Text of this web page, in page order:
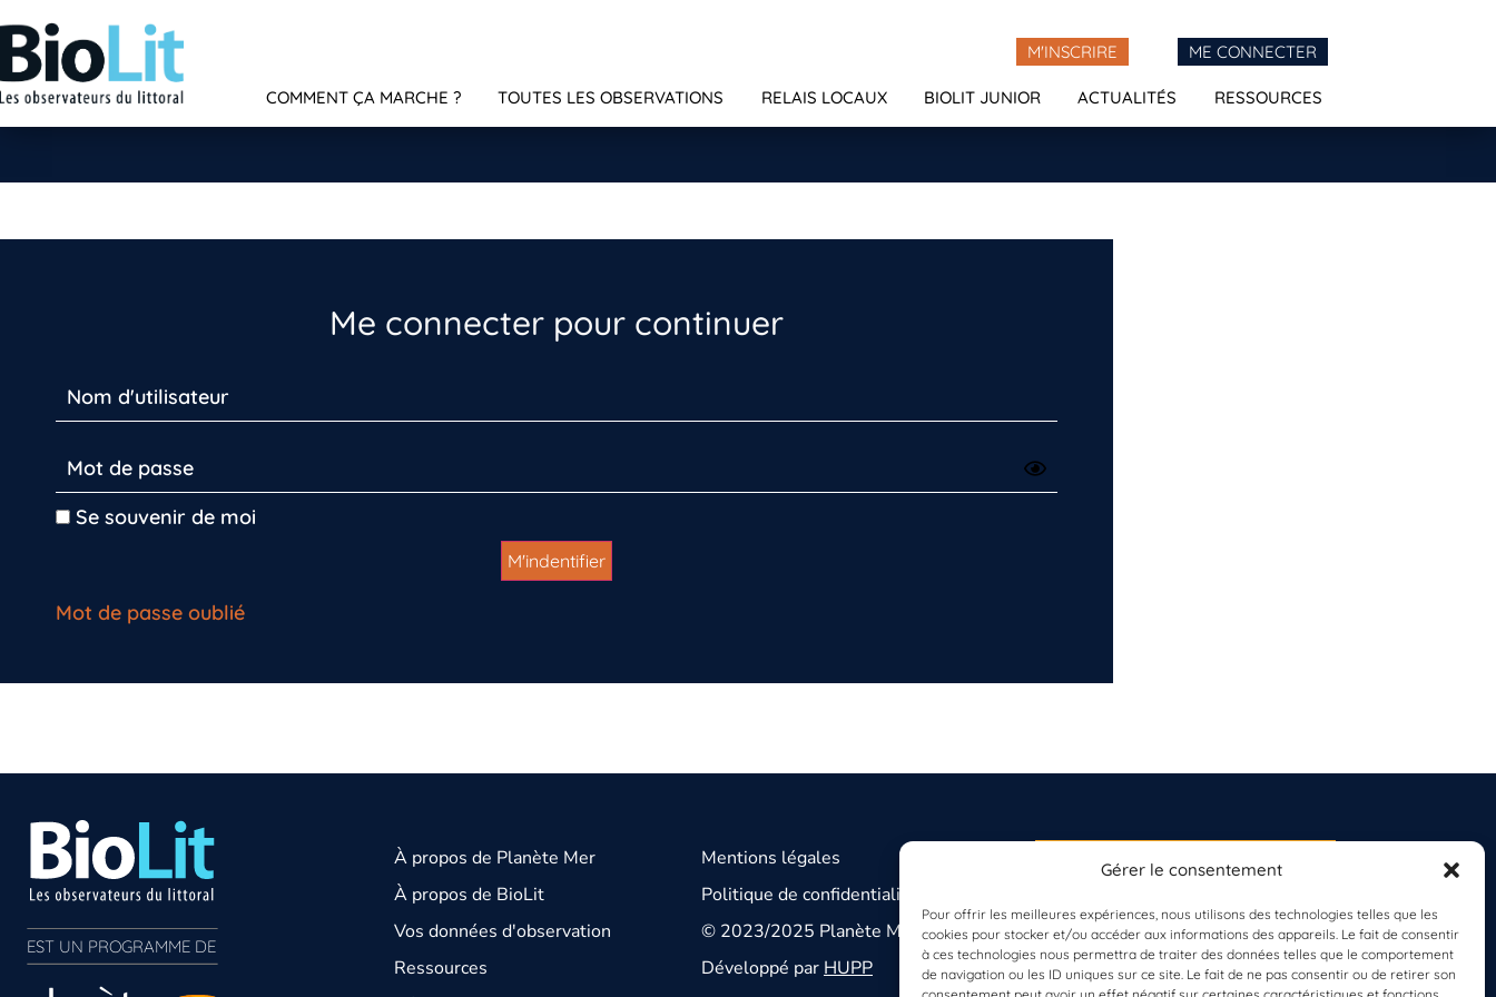
Gérer le consentement
Pour offrir les meilleures expériences, nous utilisons des technologies telles que les
cookies pour stocker et/ou accéder aux informations des appareils. Le fait de consentir
à ces technologies nous permettra de traiter des données telles que le comportement
de navigation ou les ID uniques sur ce site. Le fait de ne pas consentir ou de retirer son
M'INSCRIRE ME CONNECTER
COMMENT ÇA MARCHE ? TOUTES LES OBSERVATIONS RELAIS LOCAUX BIOLIT JUNIOR ACTUALITÉS RESSOURCES
Me connecter pour continuer
Se souvenir de moi
Mot de passe oublié
EST UN PROGRAMME DE
À propos de Planète Mer
À propos de BioLit
Vos données d'observation
Ressources
Mentions légales
Politique de confidentialité
© 2023/2025 Planète Mer
Développé parHUPP
S'INSCRIRE À LA
PLANÈTE MER